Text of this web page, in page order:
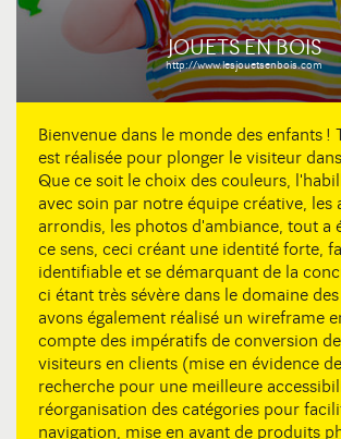
JOUETS EN BOIS
http://www.lesjouetsenbois.com
Bienvenue dans le monde des enfants !
est réalisée pour plonger le visiteur
Que ce soit le choix des couleurs,
avec soin par notre équipe créative, les
arrondis, les photos d'ambiance, tout a
ce sens, ceci créant une identité forte,
identifiable et se démarquant de la
ci étant très sévère dans le domaine
avons également réalisé un wireframe
compte des impératifs de conversion
visiteurs en clients (mise en évidence
recherche pour une meilleure
réorganisation des catégories pour
navigation, mise en avant de produits